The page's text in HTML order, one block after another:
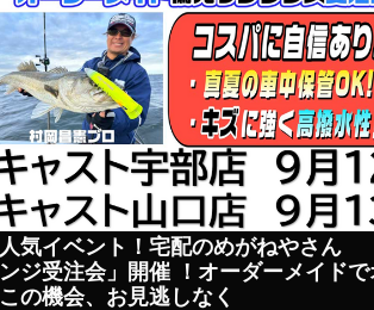
人気イベント！宅配のめがねやさん
ンジ受注会」開催 ！オーダーメイド
この機会、お見逃しなく